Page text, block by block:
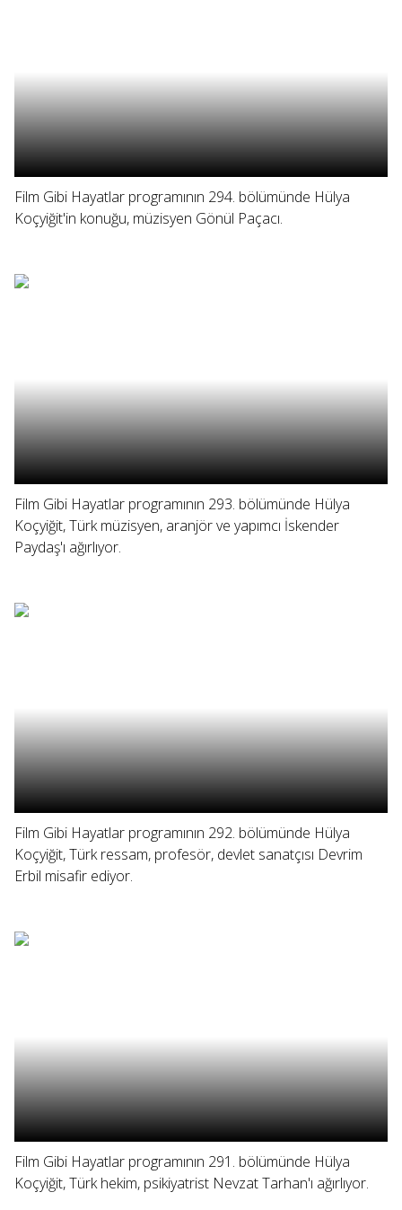
Film Gibi Hayatlar programının 294. bölümünde Hülya
Koçyiğit'in konuğu, müzisyen Gönül Paçacı.
Film Gibi Hayatlar programının 293. bölümünde Hülya
Koçyiğit, Türk müzisyen, aranjör ve yapımcı İskender
Paydaş'ı ağırlıyor.
Film Gibi Hayatlar programının 292. bölümünde Hülya
Koçyiğit, Türk ressam, profesör, devlet sanatçısı Devrim
Erbil misafir ediyor.
Film Gibi Hayatlar programının 291. bölümünde Hülya
Koçyiğit, Türk hekim, psikiyatrist Nevzat Tarhan'ı ağırlıyor.